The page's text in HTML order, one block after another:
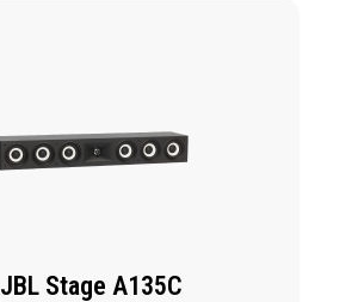
JBL Stage A135C